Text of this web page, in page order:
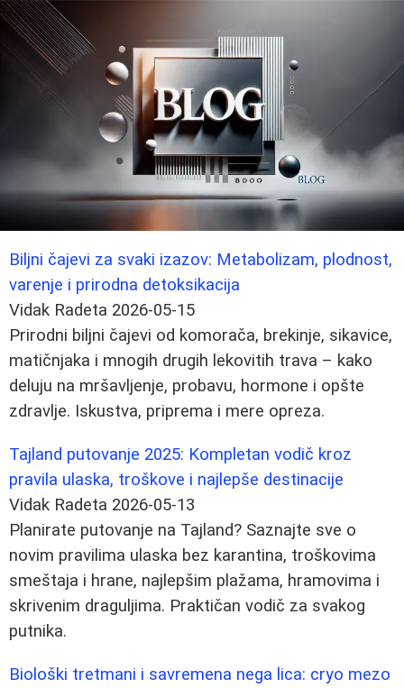
Biljni čajevi za svaki izazov: Metabolizam, plodnost,
varenje i prirodna detoksikacija
Vidak Radeta 2026-05-15
Prirodni biljni čajevi od komorača, brekinje, sikavice,
matičnjaka i mnogih drugih lekovitih trava – kako
deluju na mršavljenje, probavu, hormone i opšte
zdravlje. Iskustva, priprema i mere opreza.
Tajland putovanje 2025: Kompletan vodič kroz
pravila ulaska, troškove i najlepše destinacije
Vidak Radeta 2026-05-13
Planirate putovanje na Tajland? Saznajte sve o
novim pravilima ulaska bez karantina, troškovima
smeštaja i hrane, najlepšim plažama, hramovima i
skrivenim draguljima. Praktičan vodič za svakog
putnika.
Biološki tretmani i savremena nega lica: cryo mezo